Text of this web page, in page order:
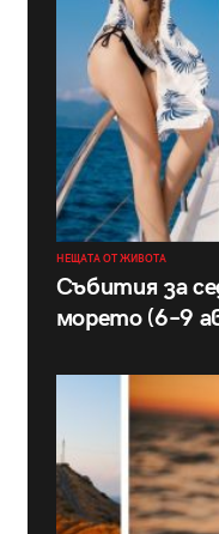
НЕЩАТА ОТ ЖИВОТА
Събития за
морето (6–9